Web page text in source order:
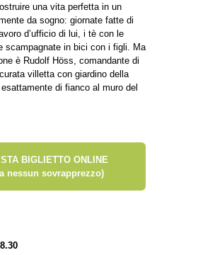
una vita perfetta in un
da sogno: giornate fatte di
d’ufficio di lui, i tè con le
scampagnate in bici con i figli. Ma
è Rudolf Höss, comandante di
villetta con giardino della
di fianco al muro del
BIGLIETTO ONLINE
nessun sovrapprezzo)